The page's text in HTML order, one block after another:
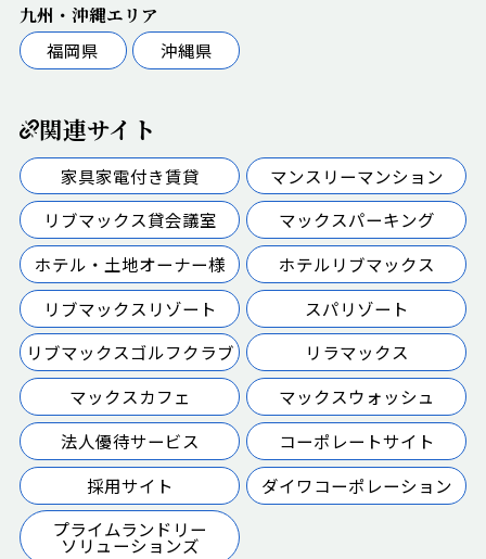
九州・沖縄エリア
福岡県
沖縄県
関連サイト
家具家電付き賃貸
マンスリーマンション
リブマックス貸会議室
マックスパーキング
ホテル・土地オーナー様
ホテルリブマックス
リブマックスリゾート
スパリゾート
リブマックスゴルフクラブ
リラマックス
マックスカフェ
マックスウォッシュ
法人優待サービス
コーポレートサイト
採用サイト
ダイワコーポレーション
プライムランドリー
ソリューションズ